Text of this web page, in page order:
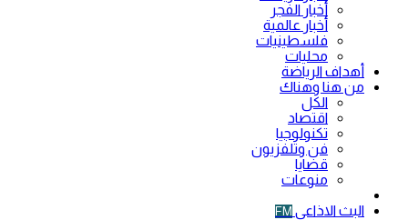
أخبار الفجر
أخبار عالمية
فلسطينيات
محليات
أهداف الرياضة
من هنا وهناك
الكل
اقتصاد
تكنولوجيا
فن وتلفزيون
قضايا
منوعات
البث الاذاعي FM